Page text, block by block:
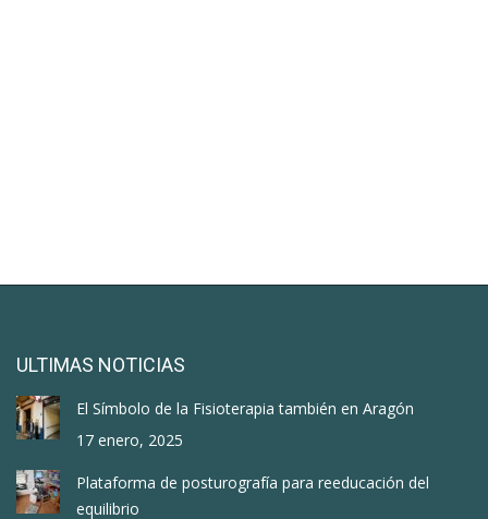
ULTIMAS NOTICIAS
El Símbolo de la Fisioterapia también en Aragón
17 enero, 2025
Plataforma de posturografía para reeducación del
equilibrio